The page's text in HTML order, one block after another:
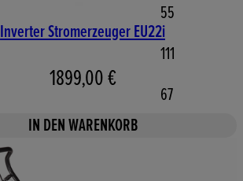
55
111
67
Inverter Stromerzeuger EU22i
1899,00 €
IN DEN WARENKORB